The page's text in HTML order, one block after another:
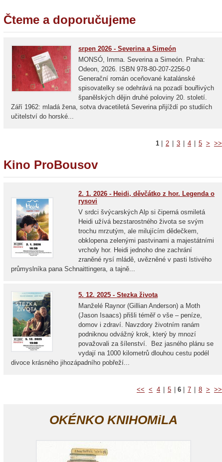
Čteme a doporučujeme
srpen 2026 - Severina a Simeón
MONSÓ, Imma. Severina a Simeón. Praha:
Odeon, 2026. ISBN 978-80-207-2256-0
Generační román oceňované katalánské
spisovatelky se odehrává na pozadí bouřlivých
španělských dějin druhé poloviny 20. století.
Září 1962: mladá žena, sotva dvacetiletá Severina přijíždí po studiích
učitelství do horské...
1 2 3 4 5 > >>
Kino ProBousov
2. 1. 2026 - Heidi, děvčátko z hor. Legenda o
rysovi
V srdci švýcarských Alp si čiperná osmiletá
Heidi užívá bezstarostného života se svým
trochu mrzutým, ale milujícím dědečkem,
obklopena zelenými pastvinami a majestátními
vrcholy hor. Heidi jednoho dne zachrání
zraněné rysí mládě, uvězněné v pasti lstivého
průmyslníka pana Schnaittingera, a tajně...
5. 12. 2025 - Stezka života
Manželé Raynor (Gillian Anderson) a Moth
(Jason Isaacs) přišli téměř o vše – peníze,
domov i zdraví. Navzdory životním ranám
podniknou odvážný krok, který by mnozí
považovali za šílenství. Bez jasného plánu se
vydají na 1000 kilometrů dlouhou cestu podél
divoce krásného jihozápadního pobřeží...
<< < 4 5 6 7 8 > >>
OKÉNKO KNIHOMiLA